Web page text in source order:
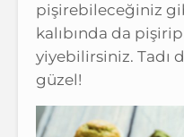
pişirebileceğiniz
kalıbında da
yiyebilirsiniz. Tadı
güzel!